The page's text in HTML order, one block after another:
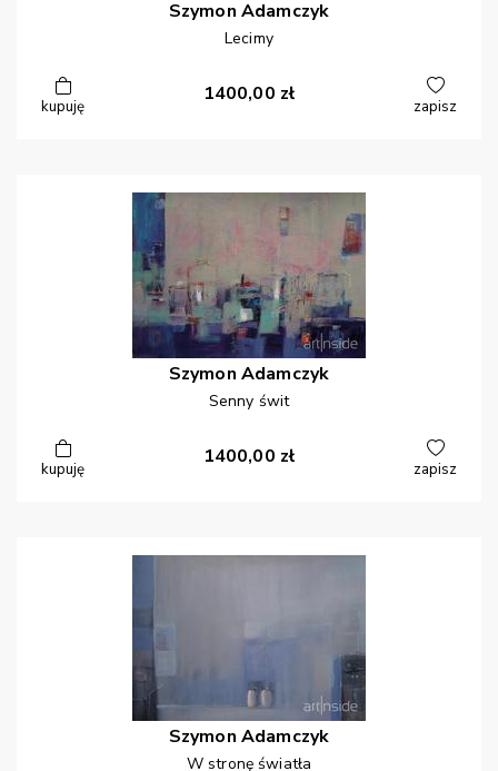
Szymon Adamczyk
Lecimy
kupuję
1400,00 zł
zapisz
Szymon Adamczyk
Senny świt
kupuję
1400,00 zł
zapisz
Szymon Adamczyk
W stronę światła